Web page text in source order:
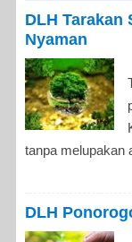
DLH Tarakan
Nyaman
tanpa melupakan
DLH